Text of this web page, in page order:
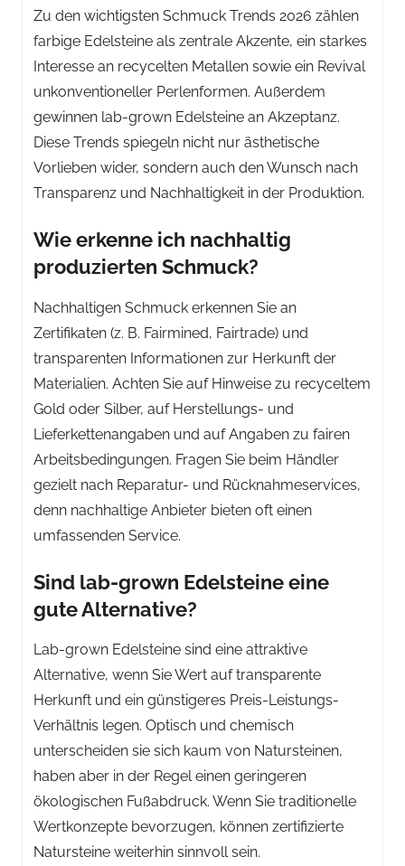
Zu den wichtigsten Schmuck Trends 2026 zählen
farbige Edelsteine als zentrale Akzente, ein starkes
Interesse an recycelten Metallen sowie ein Revival
unkonventioneller Perlenformen. Außerdem
gewinnen lab-grown Edelsteine an Akzeptanz.
Diese Trends spiegeln nicht nur ästhetische
Vorlieben wider, sondern auch den Wunsch nach
Transparenz und Nachhaltigkeit in der Produktion.
Wie erkenne ich nachhaltig
produzierten Schmuck?
Nachhaltigen Schmuck erkennen Sie an
Zertifikaten (z. B. Fairmined, Fairtrade) und
transparenten Informationen zur Herkunft der
Materialien. Achten Sie auf Hinweise zu recyceltem
Gold oder Silber, auf Herstellungs- und
Lieferkettenangaben und auf Angaben zu fairen
Arbeitsbedingungen. Fragen Sie beim Händler
gezielt nach Reparatur- und Rücknahmeservices,
denn nachhaltige Anbieter bieten oft einen
umfassenden Service.
Sind lab-grown Edelsteine eine
gute Alternative?
Lab-grown Edelsteine sind eine attraktive
Alternative, wenn Sie Wert auf transparente
Herkunft und ein günstigeres Preis-Leistungs-
Verhältnis legen. Optisch und chemisch
unterscheiden sie sich kaum von Natursteinen,
haben aber in der Regel einen geringeren
ökologischen Fußabdruck. Wenn Sie traditionelle
Wertkonzepte bevorzugen, können zertifizierte
Natursteine weiterhin sinnvoll sein.